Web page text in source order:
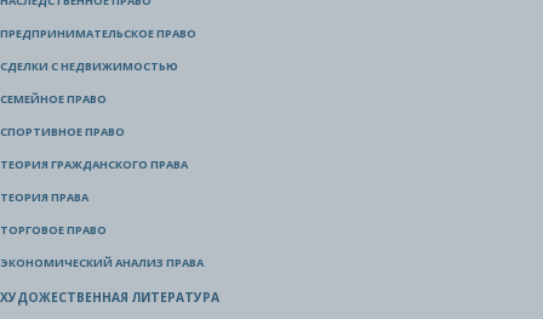
ПРЕДПРИНИМАТЕЛЬСКОЕ ПРАВО
СДЕЛКИ С НЕДВИЖИМОСТЬЮ
СЕМЕЙНОЕ ПРАВО
СПОРТИВНОЕ ПРАВО
ТЕОРИЯ ГРАЖДАНСКОГО ПРАВА
ТЕОРИЯ ПРАВА
ТОРГОВОЕ ПРАВО
ЭКОНОМИЧЕСКИЙ АНАЛИЗ ПРАВА
ХУДОЖЕСТВЕННАЯ ЛИТЕРАТУРА